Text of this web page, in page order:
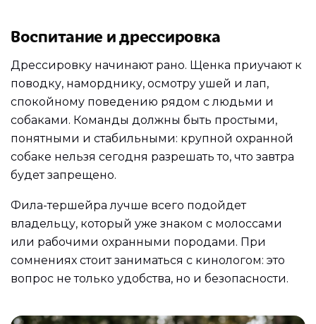
Воспитание и дрессировка
Дрессировку начинают рано. Щенка приучают к
поводку, наморднику, осмотру ушей и лап,
спокойному поведению рядом с людьми и
собаками. Команды должны быть простыми,
понятными и стабильными: крупной охранной
собаке нельзя сегодня разрешать то, что завтра
будет запрещено.
Фила-тершейра лучше всего подойдет
владельцу, который уже знаком с молоссами
или рабочими охранными породами. При
сомнениях стоит заниматься с кинологом: это
вопрос не только удобства, но и безопасности.